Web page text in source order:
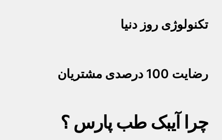
تکنولوژی روز دنیا
رضایت 100 درصدی مشتریان
چرا آیبک طب پارس ؟